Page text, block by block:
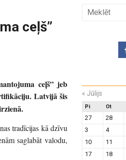
ceļš”
ceļš” jeb
Latvijā šis
tradīcijas kā dzīvu
saglabāt valodu,
« Jūlijs
Pi Ot
27 28
3
4
10
11
17
18